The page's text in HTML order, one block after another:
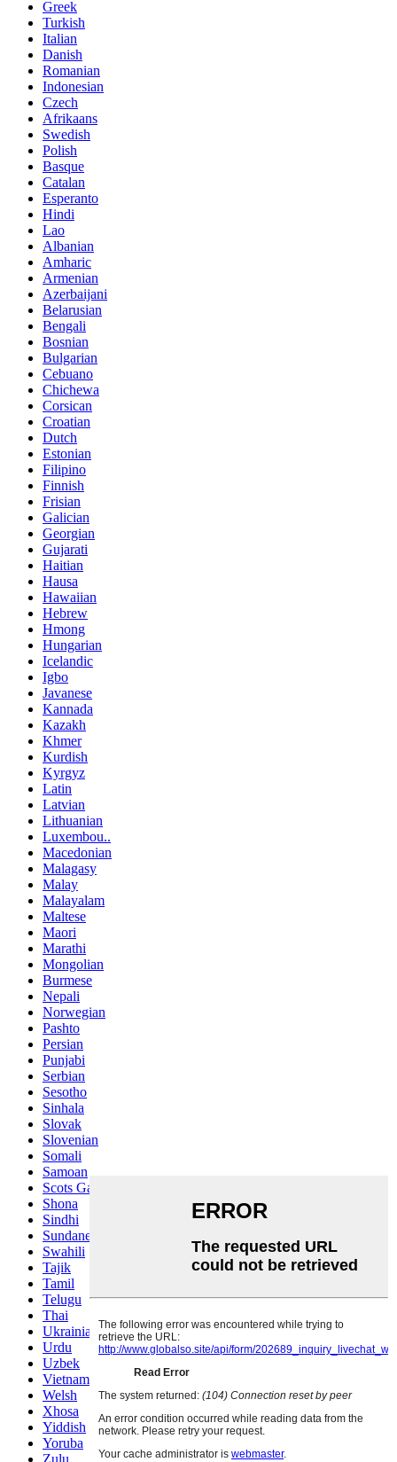
Greek
Turkish
Italian
Danish
Romanian
Indonesian
Czech
Afrikaans
Swedish
Polish
Basque
Catalan
Esperanto
Hindi
Lao
Albanian
Amharic
Armenian
Azerbaijani
Belarusian
Bengali
Bosnian
Bulgarian
Cebuano
Chichewa
Corsican
Croatian
Dutch
Estonian
Filipino
Finnish
Frisian
Galician
Georgian
Gujarati
Haitian
Hausa
Hawaiian
Hebrew
Hmong
Hungarian
Icelandic
Igbo
Javanese
Kannada
Kazakh
Khmer
Kurdish
Kyrgyz
Latin
Latvian
Lithuanian
Luxembou..
Macedonian
Malagasy
Malay
Malayalam
Maltese
Maori
Marathi
Mongolian
Burmese
Nepali
Norwegian
Pashto
Persian
Punjabi
Serbian
Sesotho
Sinhala
Slovak
Slovenian
Somali
Samoan
Scots Gaelic
Shona
Sindhi
Sundanese
Swahili
Tajik
Tamil
Telugu
Thai
Ukrainian
Urdu
Uzbek
Vietnamese
Welsh
Xhosa
Yiddish
Yoruba
Zulu